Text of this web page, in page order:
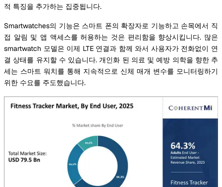
적 특징을 추가하는 집중됩니다.
Smartwatches의 기능은 스마트 폰의 확장자로 기능하고 손목에서 직
접 알림 및 앱 액세스를 허용하는 것은 편리함을 향상시킵니다. 많은
smartwatch 모델은 이제 LTE 연결과 함께 와서 사용자가 전화없이 연
결 상태를 유지할 수 있습니다. 개인화 된 의료 및 예방 의학을 향한 추
세는 스마트 워치를 통해 지속적으로 신체 매개 변수를 모니터링하기
위한 수요를 주도했습니다.